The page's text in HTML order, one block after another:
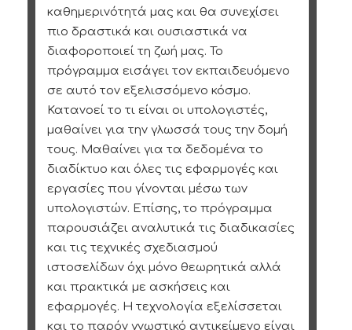
καθημερινότητά μας και θα συνεχίσει
πιο δραστικά και ουσιαστικά να
διαφοροποιεί τη ζωή μας. Το
πρόγραμμα εισάγει τον εκπαιδευόμενο
σε αυτό τον εξελισσόμενο κόσμο.
Κατανοεί το τι είναι οι υπολογιστές,
μαθαίνει για την γλωσσά τους την δομή
τους. Μαθαίνει για τα δεδομένα το
διαδίκτυο και όλες τις εφαρμογές και
εργασίες που γίνονται μέσω των
υπολογιστών. Επίσης, το πρόγραμμα
παρουσιάζει αναλυτικά τις διαδικασίες
και τις τεχνικές σχεδιασμού
ιστοσελίδων όχι μόνο θεωρητικά αλλά
και πρακτικά με ασκήσεις και
εφαρμογές. Η τεχνολογία εξελίσσεται
και το παρόν γνωστικό αντικείμενο είναι